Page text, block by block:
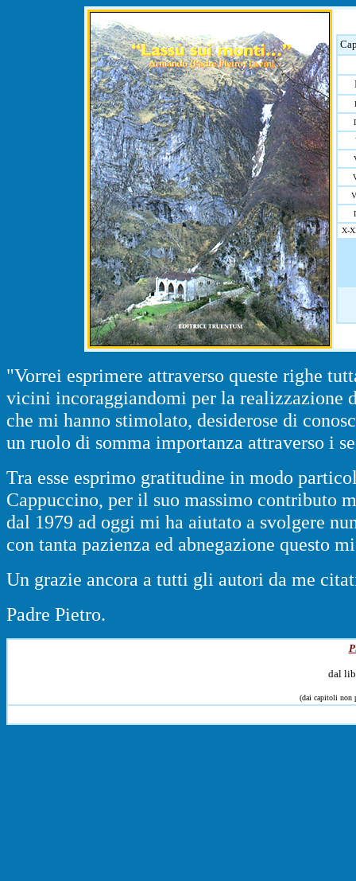
X-
"Vorrei esprimere attraverso queste righe
vicini incoraggiandomi per la realizzazione
che mi hanno stimolato, desiderose di
un ruolo di somma importanza attraverso i
Tra esse esprimo gratitudine in modo
Cappuccino, per il suo massimo contributo
dal 1979 ad oggi mi ha aiutato a svolgere
con tanta pazienza ed abnegazione questo
Un grazie ancora a tutti gli autori da me
Padre Pietro.
dal
(dai capitoli non